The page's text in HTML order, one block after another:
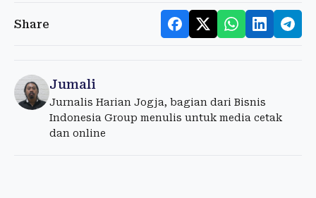
Share
Jumali
Jurnalis Harian Jogja, bagian dari Bisnis
Indonesia Group menulis untuk media cetak
dan online